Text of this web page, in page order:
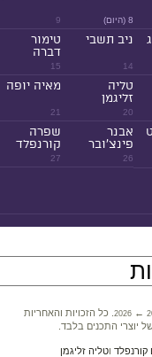
8 (היום) 9
14
ניב תשבי
15
טימור
דברה
20
טליה
זליגמן
21
מאיה יופה
26
אבנר
פינצ'ובר
27
שפרה
קורנפלד
2026 ←
. כל הזכויות והאחריות
יוצרי התכנים בלבד.
וטליה זליגמן